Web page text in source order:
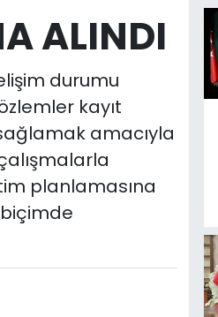
ALINDI
durumu
kayıt
amacıyla
planlamasına